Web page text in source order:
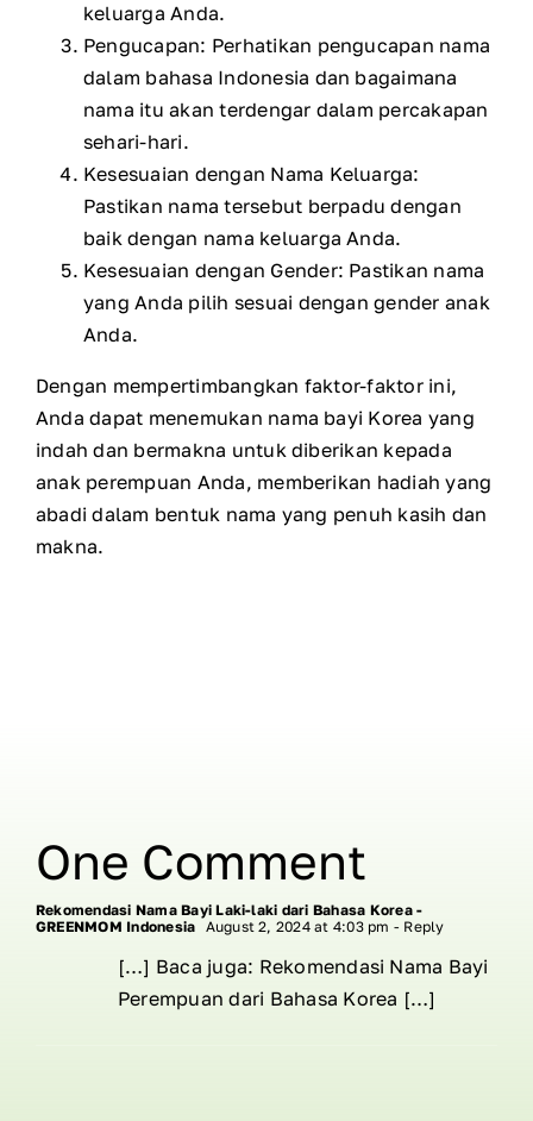
keluarga Anda.
Pengucapan: Perhatikan pengucapan nama
dalam bahasa Indonesia dan bagaimana
nama itu akan terdengar dalam percakapan
sehari-hari.
Kesesuaian dengan Nama Keluarga:
Pastikan nama tersebut berpadu dengan
baik dengan nama keluarga Anda.
Kesesuaian dengan Gender: Pastikan nama
yang Anda pilih sesuai dengan gender anak
Anda.
Dengan mempertimbangkan faktor-faktor ini,
Anda dapat menemukan nama bayi Korea yang
indah dan bermakna untuk diberikan kepada
anak perempuan Anda, memberikan hadiah yang
abadi dalam bentuk nama yang penuh kasih dan
makna.
One Comment
Rekomendasi Nama Bayi Laki-laki dari Bahasa Korea -
GREENMOM Indonesia August 2, 2024 at 4:03 pm - Reply
[…] Baca juga: Rekomendasi Nama Bayi
Perempuan dari Bahasa Korea […]